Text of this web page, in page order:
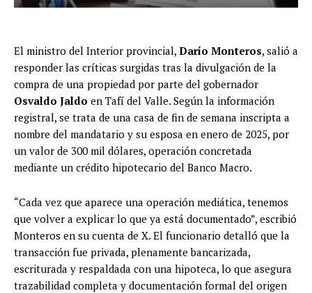
El ministro del Interior provincial, Darío Monteros, salió a
responder las críticas surgidas tras la divulgación de la
compra de una propiedad por parte del gobernador
Osvaldo Jaldo en Tafí del Valle. Según la información
registral, se trata de una casa de fin de semana inscripta a
nombre del mandatario y su esposa en enero de 2025, por
un valor de 300 mil dólares, operación concretada
mediante un crédito hipotecario del Banco Macro.
“Cada vez que aparece una operación mediática, tenemos
que volver a explicar lo que ya está documentado”, escribió
Monteros en su cuenta de X. El funcionario detalló que la
transacción fue privada, plenamente bancarizada,
escriturada y respaldada con una hipoteca, lo que asegura
trazabilidad completa y documentación formal del origen